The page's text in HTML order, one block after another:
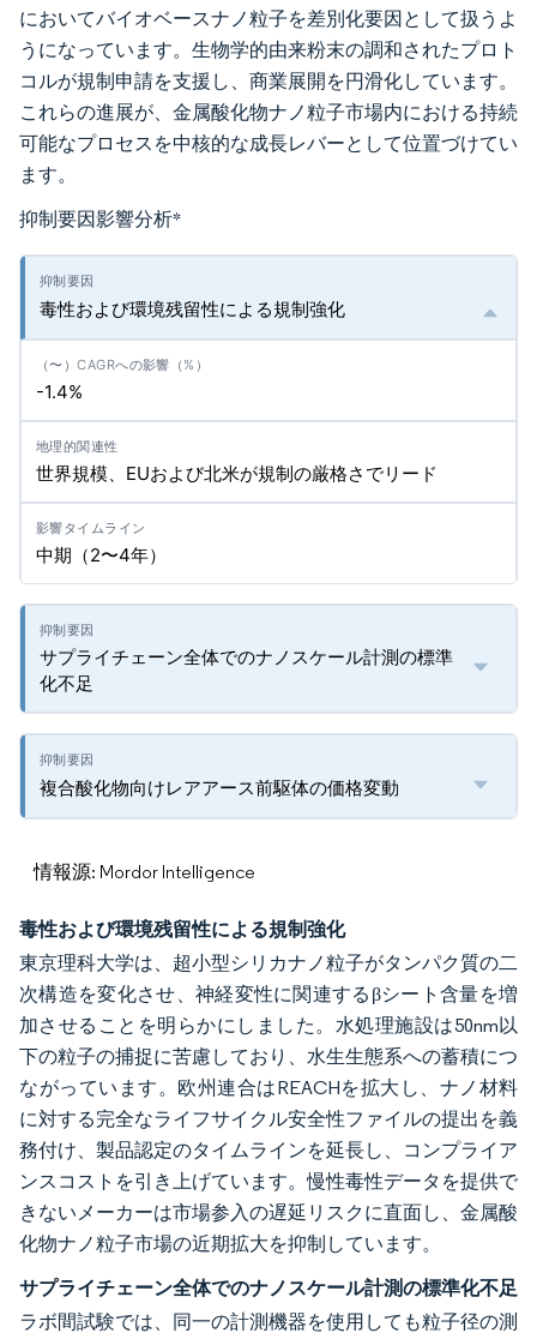
においてバイオベースナノ粒子を差別化要因として扱うよ
うになっています。生物学的由来粉末の調和されたプロト
コルが規制申請を支援し、商業展開を円滑化しています。
これらの進展が、金属酸化物ナノ粒子市場内における持続
可能なプロセスを中核的な成長レバーとして位置づけてい
ます。
抑制要因影響分析*
毒性および環境残留性による規制強化
-1.4%
世界規模、EUおよび北米が規制の厳格さでリード
中期（2〜4年）
サプライチェーン全体でのナノスケール計測の標準
化不足
複合酸化物向けレアアース前駆体の価格変動
情報源: Mordor Intelligence
毒性および環境残留性による規制強化
東京理科大学は、超小型シリカナノ粒子がタンパク質の二
次構造を変化させ、神経変性に関連するβシート含量を増
加させることを明らかにしました。水処理施設は50nm以
下の粒子の捕捉に苦慮しており、水生生態系への蓄積につ
ながっています。欧州連合はREACHを拡大し、ナノ材料
に対する完全なライフサイクル安全性ファイルの提出を義
務付け、製品認定のタイムラインを延長し、コンプライア
ンスコストを引き上げています。慢性毒性データを提供で
きないメーカーは市場参入の遅延リスクに直面し、金属酸
化物ナノ粒子市場の近期拡大を抑制しています。
サプライチェーン全体でのナノスケール計測の標準化不足
ラボ間試験では、同一の計測機器を使用しても粒子径の測